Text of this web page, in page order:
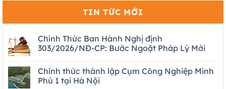
TIN TỨC MỚI
Chính Thức Ban Hành Nghị định
303/2026/NĐ-CP: Bước Ngoặt Pháp Lý Mới
Chính thức thành lập Cụm Công Nghiệp Minh
Phú 1 tại Hà Nội